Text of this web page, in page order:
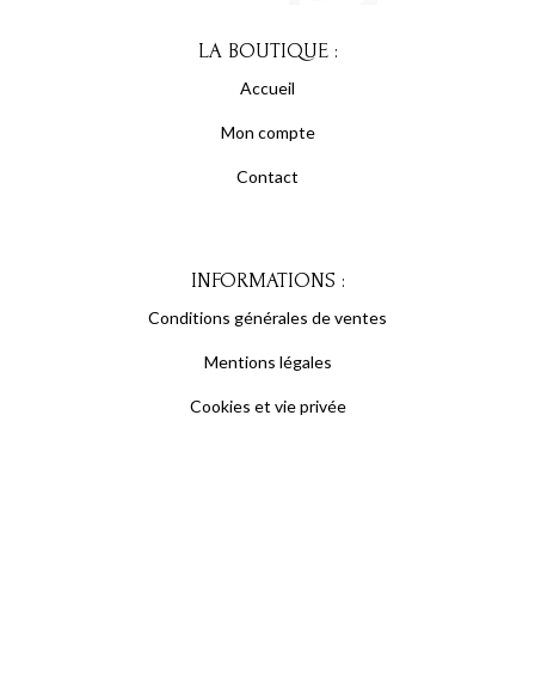
LA BOUTIQUE :
Accueil
Mon compte
Contact
INFORMATIONS :
Conditions générales de ventes
Mentions légales
Cookies et vie privée